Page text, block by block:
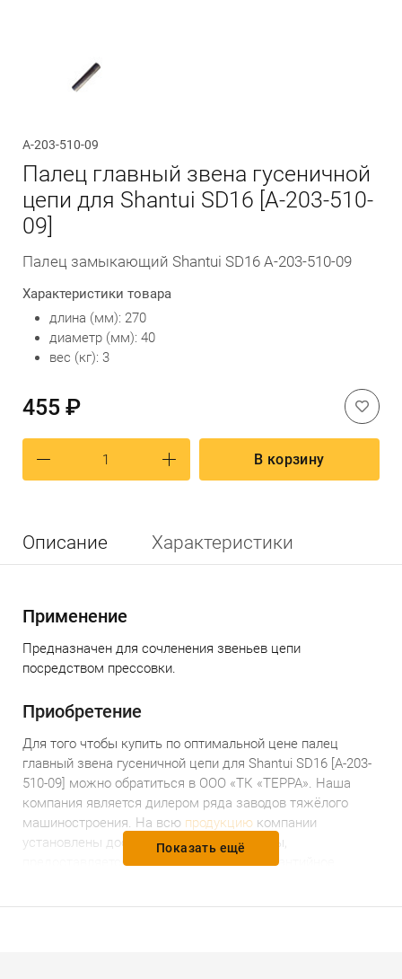
A-203-510-09
Палец главный звена гусеничной
цепи для Shantui SD16 [A-203-510-
09]
Палец замыкающий Shantui SD16 A-203-510-09
Характеристики товара
длина (мм): 270
диаметр (мм): 40
вес (кг): 3
455 ₽
В корзину
Описание Характеристики
Применение
Предназначен для сочленения звеньев цепи
посредством прессовки.
Приобретение
Для того чтобы купить по оптимальной цене палец
главный звена гусеничной цепи для Shantui SD16 [A-203-
510-09] можно обратиться в ООО «ТК «ТЕРРА». Наша
компания является дилером ряда заводов тяжёлого
машиностроения. На всю продукцию компании
установлены доступные и разумные цены,
предоставляется гарантийное и послегарантийное
Показать ещё